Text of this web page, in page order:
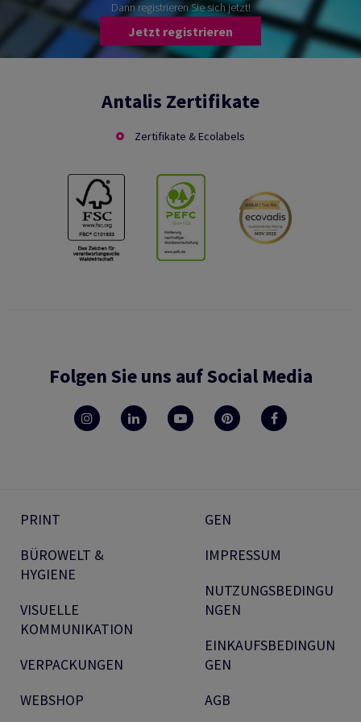
Dann registrieren Sie sich jetzt!
Jetzt registrieren
Antalis Zertifikate
Zertifikate & Ecolabels
Folgen Sie uns auf Social Media
PRINT
BÜROWELT &
HYGIENE
VISUELLE
KOMMUNIKATION
VERPACKUNGEN
WEBSHOP
GEN
IMPRESSUM
NUTZUNGSBEDINGU
NGEN
EINKAUFSBEDINGUN
GEN
AGB